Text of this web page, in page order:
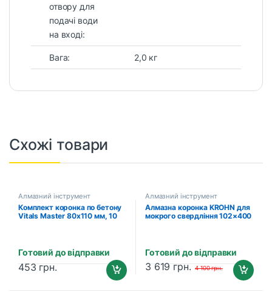
отвору для
подачі води
на вході:
Вага: 2,0 кг
Схожі товари
Алмазний інструмент
Комплект коронка по бетону
Vitals Master 80х110 мм, 10
Готовий до відправки
453 грн.
Алмазний інструмент
Алмазна коронка KROHN для
мокрого свердління 102×400
Готовий до відправки
3 619 грн. 4 100грн.